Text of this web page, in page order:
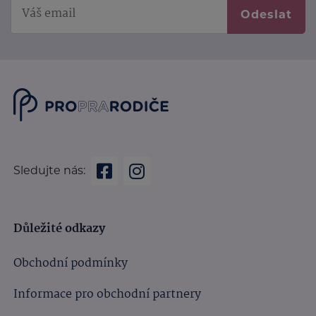
Odeslat
Sledujte nás:
Důležité odkazy
Obchodní podmínky
Informace pro obchodní partnery